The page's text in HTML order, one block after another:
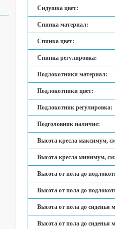
Сидушка цвет:
Спинка материал:
Спинка цвет:
Спинка регулировка:
Подлокотники материал:
Подлокотники цвет:
Подлокотник регулировка:
Подголовник наличие:
Высота кресла максимум,
Высота кресла минимум,
Высота от пола до
Высота от пола до
Высота от пола до сиденья
Высота от пола до сиденья